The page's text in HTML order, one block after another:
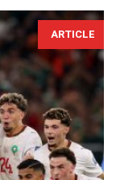
ARTICLE